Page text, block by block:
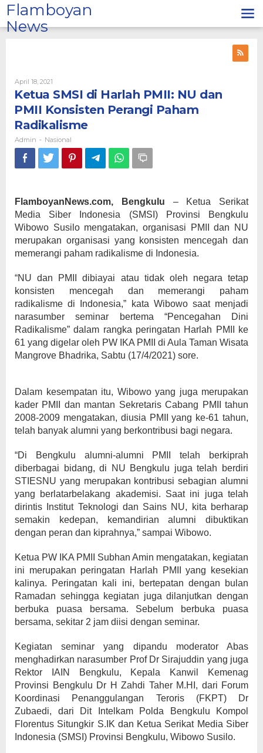
Lewati
ke
konten
Flamboyan
News
April 18, 2021
Admin
Ketua SMSI di Harlah PMII: NU dan
PMII Konsisten Perangi Paham
Radikalisme
Admin - Nasional
FlamboyanNews.com, Bengkulu – Ketua Serikat
Media Siber Indonesia (SMSI) Provinsi Bengkulu
Wibowo Susilo mengatakan, organisasi PMII dan NU
merupakan organisasi yang konsisten mencegah dan
memerangi paham radikalisme di Indonesia.
“NU dan PMII dibiayai atau tidak oleh negara tetap
konsisten mencegah dan memerangi paham
radikalisme di Indonesia,” kata Wibowo saat menjadi
narasumber seminar bertema “Pencegahan Dini
Radikalisme” dalam rangka peringatan Harlah PMII ke
61 yang digelar oleh PW IKA PMII di Aula Taman Wisata
Mangrove Bhadrika, Sabtu (17/4/2021) sore.
Dalam kesempatan itu, Wibowo yang juga merupakan
kader PMII dan mantan Sekretaris Cabang PMII tahun
2008-2009 mengatakan, diusia PMII yang ke-61 tahun,
telah banyak alumni yang berkontribusi bagi negara.
“Di Bengkulu alumni-alumni PMII telah berkiprah
diberbagai bidang, di NU Bengkulu juga telah berdiri
STIESNU yang merupakan kontribusi sebagian alumni
yang berlatarbelakang akademisi. Saat ini juga telah
dirintis Institut Teknologi dan Sains NU, kita berharap
semakin kedepan, kemandirian alumni dibuktikan
dengan peran dan kiprahnya,” sampai Wibowo.
Ketua PW IKA PMII Subhan Amin mengatakan, kegiatan
ini merupakan peringatan Harlah PMII yang kesekian
kalinya. Peringatan kali ini, bertepatan dengan bulan
Ramadan sehingga kegiatan juga dilanjutkan dengan
berbuka puasa bersama. Sebelum berbuka puasa
bersama, sekitar 2 jam diisi dengan seminar.
Kegiatan seminar yang dipandu moderator Abas
menghadirkan narasumber Prof Dr Sirajuddin yang juga
Rektor IAIN Bengkulu, Kepala Kanwil Kemenag
Provinsi Bengkulu Dr H Zahdi Taher M.HI, dari Forum
Koordinasi Penanggulangan Teroris (FKPT) Dr
Zubaedi, dari Dit Intelkam Polda Bengkulu Kompol
Florentus Situngkir S.IK dan Ketua Serikat Media Siber
Indonesia (SMSI) Provinsi Bengkulu, Wibowo Susilo.